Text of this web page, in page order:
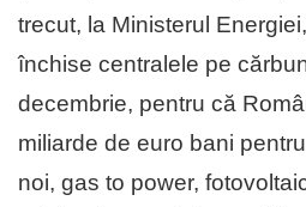
trecut, la Ministerul
închise centralele pe
decembrie, pentru că
miliarde de euro bani
noi, gas to power,